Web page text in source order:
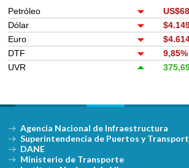
Petróleo
Dólar
Euro
DTF
9,85%
UVR
Agencia Nacional de Infraestructura
Superintendencia de Puertos y
DANE
Ministerio de Transporte